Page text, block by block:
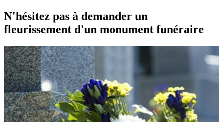
N'hésitez pas à demander un
fleurissement d'un monument funéraire